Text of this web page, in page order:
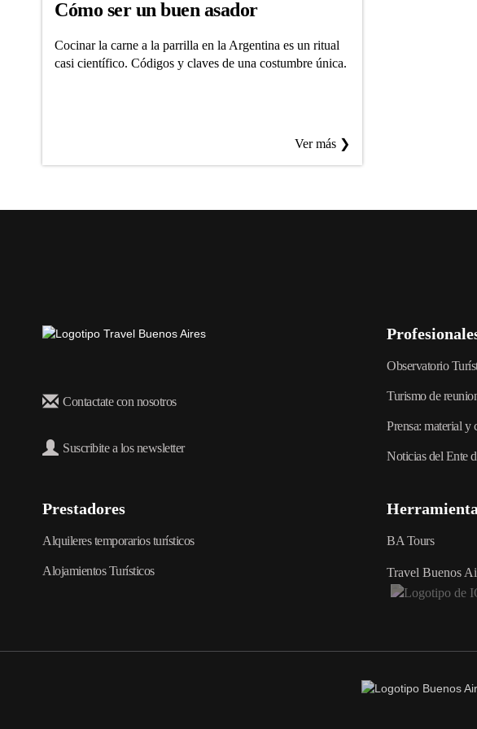
Cómo ser un buen asador
Cocinar la carne a la parrilla en la Argentina es un ritual
casi científico. Códigos y claves de una costumbre única.
Ver más ❯
Contactate con nosotros
Suscribite a los newsletter
Observatorio
Turismo de
Prensa: material y
Noticias del Ente
Prestadores
Alquileres temporarios turísticos
Alojamientos Turísticos
BA Tours
Travel Buenos